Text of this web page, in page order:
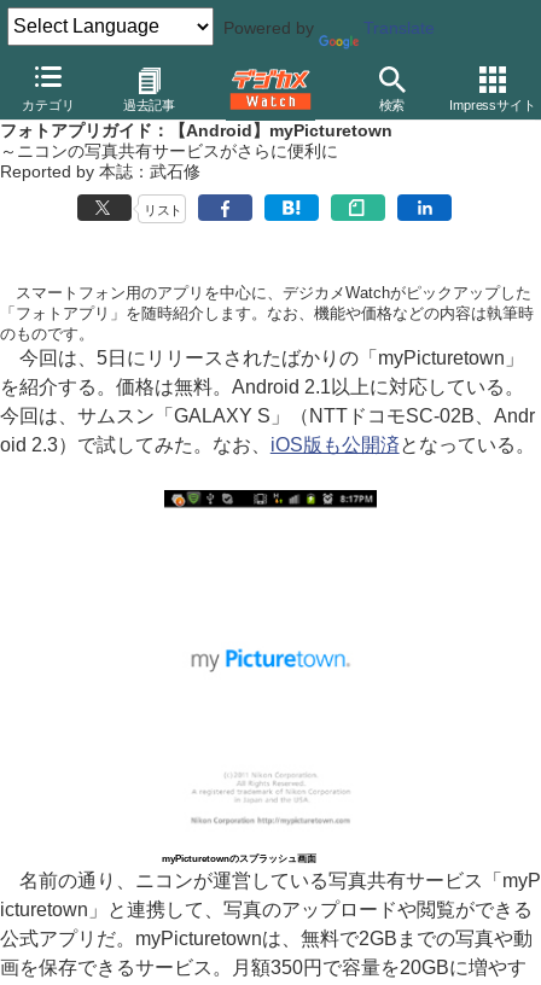
Powered by Translate
カテゴリ 過去記事 検索 Impressサイト
デジカメ Watch PC/モバイル関連 アプリ/ソフトウェア
その他
フォトアプリガイド：【Android】myPicturetown
～ニコンの写真共有サービスがさらに便利に
Reported by 本誌：武石修
リスト
スマートフォン用のアプリを中心に、デジカメWatchがピックアップした
「フォトアプリ」を随時紹介します。なお、機能や価格などの内容は執筆時
のものです。
今回は、5日にリリースされたばかりの「myPicturetown」
を紹介する。価格は無料。Android 2.1以上に対応している。
今回は、サムスン「GALAXY S」（NTTドコモSC-02B、Andr
oid 2.3）で試してみた。なお、 iOS版も公開済となっている。
myPicturetownのスプラッシュ画面
名前の通り、ニコンが運営している写真共有サービス「myP
icturetown」と連携して、写真のアップロードや閲覧ができる
公式アプリだ。myPicturetownは、無料で2GBまでの写真や動
画を保存できるサービス。月額350円で容量を20GBに増やす